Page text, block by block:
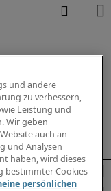
und andere
zu verbessern,
Leistung und
Wir geben
auch an
und Analysen
haben, wird dieses
bestimmter Cookies
persönlichen